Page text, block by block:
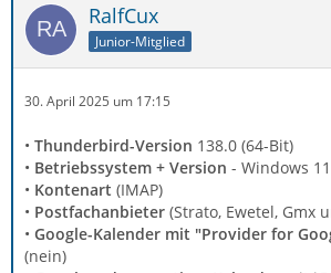
RalfCux
Junior-Mitglied
30. April 2025 um 17:15
• Thunderbird-Version 138.0 (64-Bit)
• Betriebssystem + Version - Windows
• Kontenart (IMAP)
• Postfachanbieter (Strato, Ewetel, Gmx
• Google-Kalender mit "Provider for
(nein)